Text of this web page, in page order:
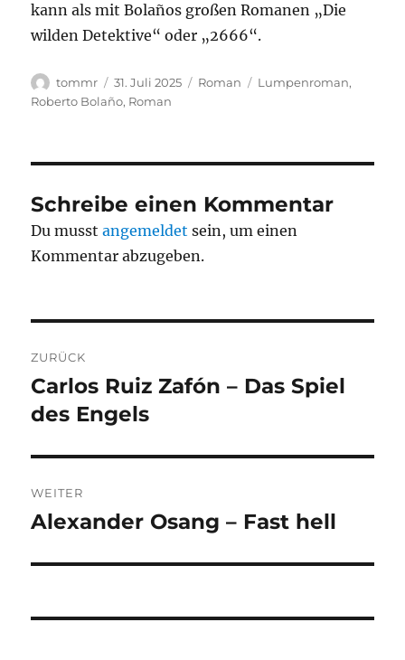
kann als mit Bolaños großen Romanen „Die
wilden Detektive“ oder „2666“.
Autor
tommr
Veröffentlicht
am
31. Juli 2025 Kategorien
Roman Schlagwörter
Lumpenroman,
Roberto Bolaño, Roman
Schreibe einen Kommentar
Du musstangemeldet sein, um einen
Kommentar abzugeben.
ZURÜCK
Vorheriger
Beitrag:
Carlos Ruiz Zafón – Das Spiel
des Engels
WEITER
Nächster
Alexander Osang – Fast hell